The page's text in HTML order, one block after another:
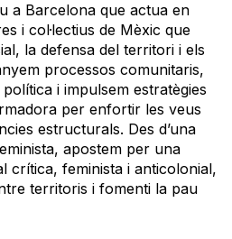
a Barcelona que actua en
i col·lectius de Mèxic que
la defensa del territori i els
processos comunitaris,
i impulsem estratègies
per enfortir les veus
estructurals. Des d’una
apostem per una
crítica, feminista i anticolonial,
territoris i fomenti la pau